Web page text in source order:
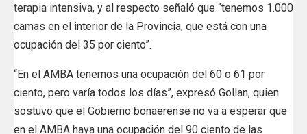
terapia intensiva, y al respecto señaló que “tenemos 1.000
camas en el interior de la Provincia, que está con una
ocupación del 35 por ciento”.
“En el AMBA tenemos una ocupación del 60 o 61 por
ciento, pero varía todos los días”, expresó Gollan, quien
sostuvo que el Gobierno bonaerense no va a esperar que
en el AMBA haya una ocupación del 90 ciento de las